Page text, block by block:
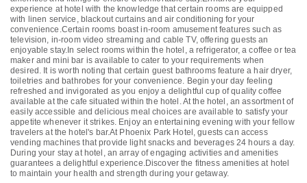
experience at hotel with the knowledge that certain rooms are equipped
with linen service, blackout curtains and air conditioning for your
convenience.Certain rooms boast in-room amusement features such as
television, in-room video streaming and cable TV, offering guests an
enjoyable stay.In select rooms within the hotel, a refrigerator, a coffee or tea
maker and mini bar is available to cater to your requirements when
desired. It is worth noting that certain guest bathrooms feature a hair dryer,
toiletries and bathrobes for your convenience. Begin your day feeling
refreshed and invigorated as you enjoy a delightful cup of quality coffee
available at the cafe situated within the hotel. At the hotel, an assortment of
easily accessible and delicious meal choices are available to satisfy your
appetite whenever it strikes. Enjoy an entertaining evening with your fellow
travelers at the hotel's bar.At Phoenix Park Hotel, guests can access
vending machines that provide light snacks and beverages 24 hours a day.
During your stay at hotel, an array of engaging activities and amenities
guarantees a delightful experience.Discover the fitness amenities at hotel
to maintain your health and strength during your getaway.